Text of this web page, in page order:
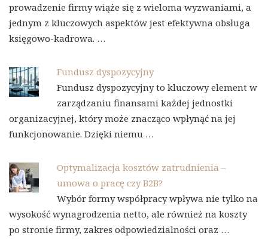
prowadzenie firmy wiąże się z wieloma wyzwaniami, a
jednym z kluczowych aspektów jest efektywna obsługa
księgowo-kadrowa. …
Fundusz dyspozycyjny
Fundusz dyspozycyjny to kluczowy element w
zarządzaniu finansami każdej jednostki
organizacyjnej, który może znacząco wpłynąć na jej
funkcjonowanie. Dzięki niemu …
Optymalizacja kosztów zatrudnienia –
umowa o pracę czy B2B?
Wybór formy współpracy wpływa nie tylko na
wysokość wynagrodzenia netto, ale również na koszty
po stronie firmy, zakres odpowiedzialności oraz …